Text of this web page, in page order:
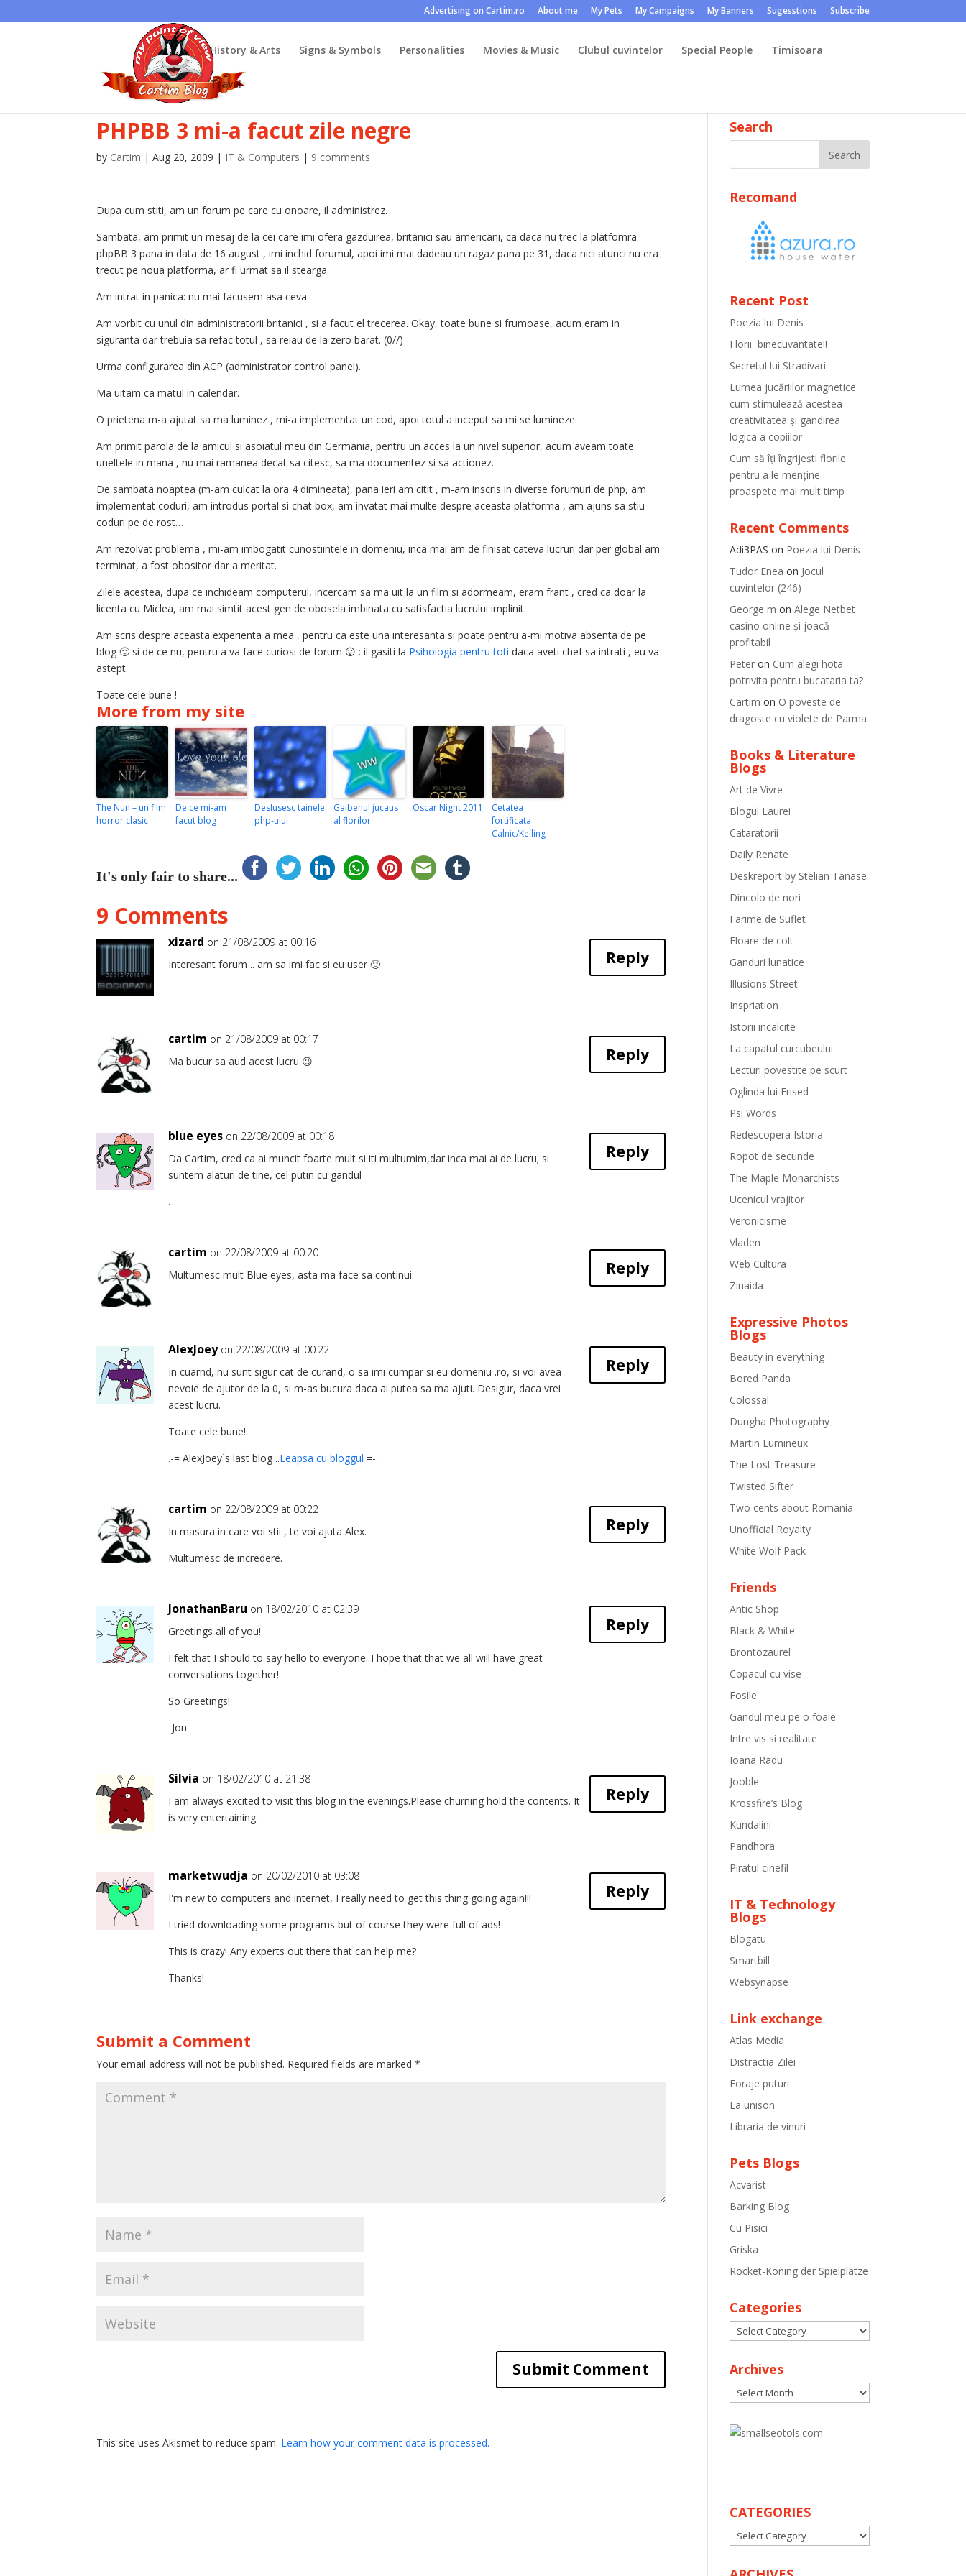
Advertising on Cartim.ro About me My Pets My Campaigns My Banners Sugesstions Subscribe
History & Arts Signs & Symbols Personalities Movies & Music Clubul cuvintelor Special People Timisoara
Travel
PHPBB 3 mi-a facut zile negre
by Cartim |Aug 20, 2009 | IT & Computers | 9 comments
Dupa cum stiti, am un forum pe care cu onoare, il administrez.
Sambata, am primit un mesaj de la cei care imi ofera gazduirea, britanici sau americani, ca daca nu trec la platfomra
phpBB 3 pana in data de 16 august , imi inchid forumul, apoi imi mai dadeau un ragaz pana pe 31, daca nici atunci nu era
trecut pe noua platforma, ar fi urmat sa il stearga.
Am intrat in panica: nu mai facusem asa ceva.
Am vorbit cu unul din administratorii britanici , si a facut el trecerea. Okay, toate bune si frumoase, acum eram in
siguranta dar trebuia sa refac totul , sa reiau de la zero barat. (0//)
Urma configurarea din ACP (administrator control panel).
Ma uitam ca matul in calendar.
O prietena m-a ajutat sa ma luminez , mi-a implementat un cod, apoi totul a inceput sa mi se lumineze.
Am primit parola de la amicul si asoiatul meu din Germania, pentru un acces la un nivel superior, acum aveam toate
uneltele in mana , nu mai ramanea decat sa citesc, sa ma documentez si sa actionez.
De sambata noaptea (m-am culcat la ora 4 dimineata), pana ieri am citit , m-am inscris in diverse forumuri de php, am
implementat coduri, am introdus portal si chat box, am invatat mai multe despre aceasta platforma , am ajuns sa stiu
coduri pe de rost…
Am rezolvat problema , mi-am imbogatit cunostiintele in domeniu, inca mai am de finisat cateva lucruri dar per global am
terminat, a fost obositor dar a meritat.
Zilele acestea, dupa ce inchideam computerul, incercam sa ma uit la un film si adormeam, eram frant , cred ca doar la
licenta cu Miclea, am mai simtit acest gen de obosela imbinata cu satisfactia lucrului implinit.
Am scris despre aceasta experienta a mea , pentru ca este una interesanta si poate pentru a-mi motiva absenta de pe
blog 🙂 si de ce nu, pentru a va face curiosi de forum 😛 : il gasiti la Psihologia pentru toti daca aveti chef sa intrati , eu va
astept.
Toate cele bune !
More from my site
The Nun – un film
horror clasic
De ce mi-am
facut blog
Deslusesc tainele
php-ului
Galbenul jucaus
al florilor
Oscar Night 2011
Cetatea
fortificata
Calnic/Kelling
It's only fair to share...
9 Comments
xizard on 21/08/2009 at 00:16
Interesant forum .. am sa imi fac si eu user 🙂
Reply
cartim on 21/08/2009 at 00:17
Ma bucur sa aud acest lucru 😉
Reply
blue eyes on 22/08/2009 at 00:18
Da Cartim, cred ca ai muncit foarte mult si iti multumim,dar inca mai ai de lucru; si
suntem alaturi de tine, cel putin cu gandul
.
Reply
cartim on 22/08/2009 at 00:20
Multumesc mult Blue eyes, asta ma face sa continui.
Reply
AlexJoey on 22/08/2009 at 00:22
In cuarnd, nu sunt sigur cat de curand, o sa imi cumpar si eu domeniu .ro, si voi avea
nevoie de ajutor de la 0, si m-as bucura daca ai putea sa ma ajuti. Desigur, daca vrei
acest lucru.
Toate cele bune!
.-= AlexJoey´s last blog ..Leapsa cu bloggul =-.
Reply
cartim on 22/08/2009 at 00:22
In masura in care voi stii , te voi ajuta Alex.
Multumesc de incredere.
Reply
JonathanBaru on 18/02/2010 at 02:39
Greetings all of you!
I felt that I should to say hello to everyone. I hope that that we all will have great
conversations together!
So Greetings!
-Jon
Reply
Silvia on 18/02/2010 at 21:38
I am always excited to visit this blog in the evenings.Please churning hold the contents. It
is very entertaining.
Reply
marketwudja on 20/02/2010 at 03:08
I'm new to computers and internet, I really need to get this thing going again!!!
I tried downloading some programs but of course they were full of ads!
This is crazy! Any experts out there that can help me?
Thanks!
Reply
Submit a Comment
Your email address will not be published. Required fields are marked*
This site uses Akismet to reduce spam. Learn how your comment data is processed.
Search
Recomand
Recent Post
Poezia lui Denis
Florii binecuvantate!!
Secretul lui Stradivari
Lumea jucăriilor magnetice
cum stimulează acestea
creativitatea și gandirea
logica a copiilor
Cum să îți îngrijești florile
pentru a le menține
proaspete mai mult timp
Recent Comments
Adi3PAS on Poezia lui Denis
Tudor Enea on Jocul
cuvintelor (246)
George m onAlege Netbet
casino online și joacă
profitabil
Peter on Cum alegi hota
potrivita pentru bucataria ta?
Cartim on O poveste de
dragoste cu violete de Parma
Books & Literature
Blogs
Art de Vivre
Blogul Laurei
Cataratorii
Daily Renate
Deskreport by Stelian Tanase
Dincolo de nori
Farime de Suflet
Floare de colt
Ganduri lunatice
Illusions Street
Inspriation
Istorii incalcite
La capatul curcubeului
Lecturi povestite pe scurt
Oglinda lui Erised
Psi Words
Redescopera Istoria
Ropot de secunde
The Maple Monarchists
Ucenicul vrajitor
Veronicisme
Vladen
Web Cultura
Zinaida
Expressive Photos
Blogs
Beauty in everything
Bored Panda
Colossal
Dungha Photography
Martin Lumineux
The Lost Treasure
Twisted Sifter
Two cents about Romania
Unofficial Royalty
White Wolf Pack
Friends
Antic Shop
Black & White
Brontozaurel
Copacul cu vise
Fosile
Gandul meu pe o foaie
Intre vis si realitate
Ioana Radu
Jooble
Krossfire’s Blog
Kundalini
Pandhora
Piratul cinefil
IT & Technology
Blogs
Blogatu
Smartbill
Websynapse
Link exchange
Atlas Media
Distractia Zilei
Foraje puturi
La unison
Libraria de vinuri
Pets Blogs
Acvarist
Barking Blog
Cu Pisici
Griska
Rocket-Koning der Spielplatze
Categories
Categories
Archives
Archives
CATEGORIES
CATEGORIES